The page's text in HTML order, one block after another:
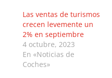
Las ventas de turismos
crecen levemente un
2% en septiembre
4 octubre, 2023
En «Noticias de
Coches»